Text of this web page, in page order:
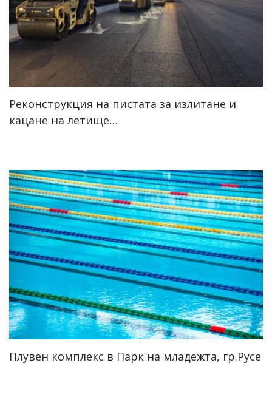
Реконструкция на пистата за излитане и
кацане на летище…
Плувен комплекс в Парк на младежта, гр.Русе